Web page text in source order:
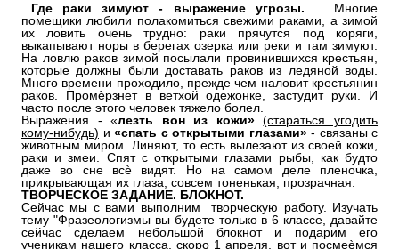
Где раки зимуют - выражение угрозы. Многие
помещики любили полакомиться свежими раками, а зимой
их ловить очень трудно: раки прячутся под коряги,
выкапывают норы в берегах озерка или реки и там зимуют.
На ловлю раков зимой посылали провинившихся крестьян,
которые должны были доставать раков из ледяной воды.
Много времени проходило, прежде чем наловит крестьянин
раков. Промѐрзнет в ветхой одежонке, застудит руки. И
часто после этого человек тяжело болел.
Выражения - «лезть вон из кожи»
(стараться угодить
кому-нибудь) и «спать с открытыми глазами»- связаны с
животным миром. Линяют, то есть вылезают из своей кожи,
раки и змеи. Спят с открытыми глазами рыбы, как будто
даже во сне всѐ видят. Но на самом деле пленочка,
прикрывающая их глаза, совсем тоненькая, прозрачная.
ТВОРЧЕСКОЕ ЗАДАНИЕ. БЛОКНОТ.
Сейчас мы с вами выполним творческую работу. Изучать
тему "Фразеологизмы вы будете только в 6 классе, давайте
сейчас сделаем небольшой блокнот и подарим его
ученикам нашего класса, скоро 1 апреля, вот и посмеѐмся